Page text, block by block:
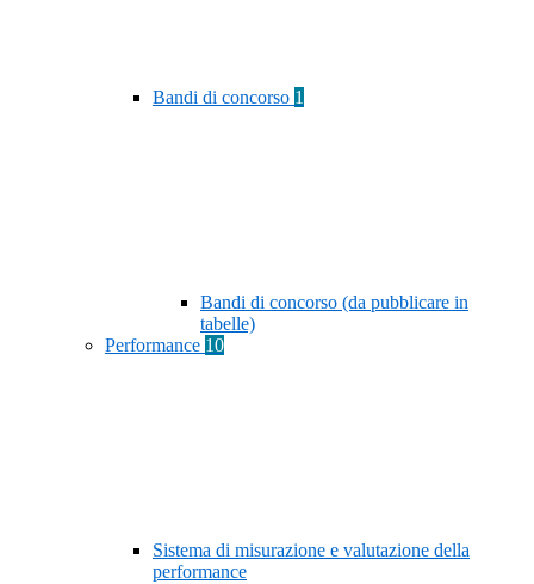
Bandi di concorso 1
Bandi di concorso (da pubblicare in
tabelle)
Performance 10
Sistema di misurazione e valutazione della
performance